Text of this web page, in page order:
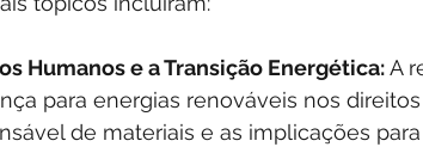
Humanos e a Transição Energética: A
para energias renováveis nos
de materiais e as implicações